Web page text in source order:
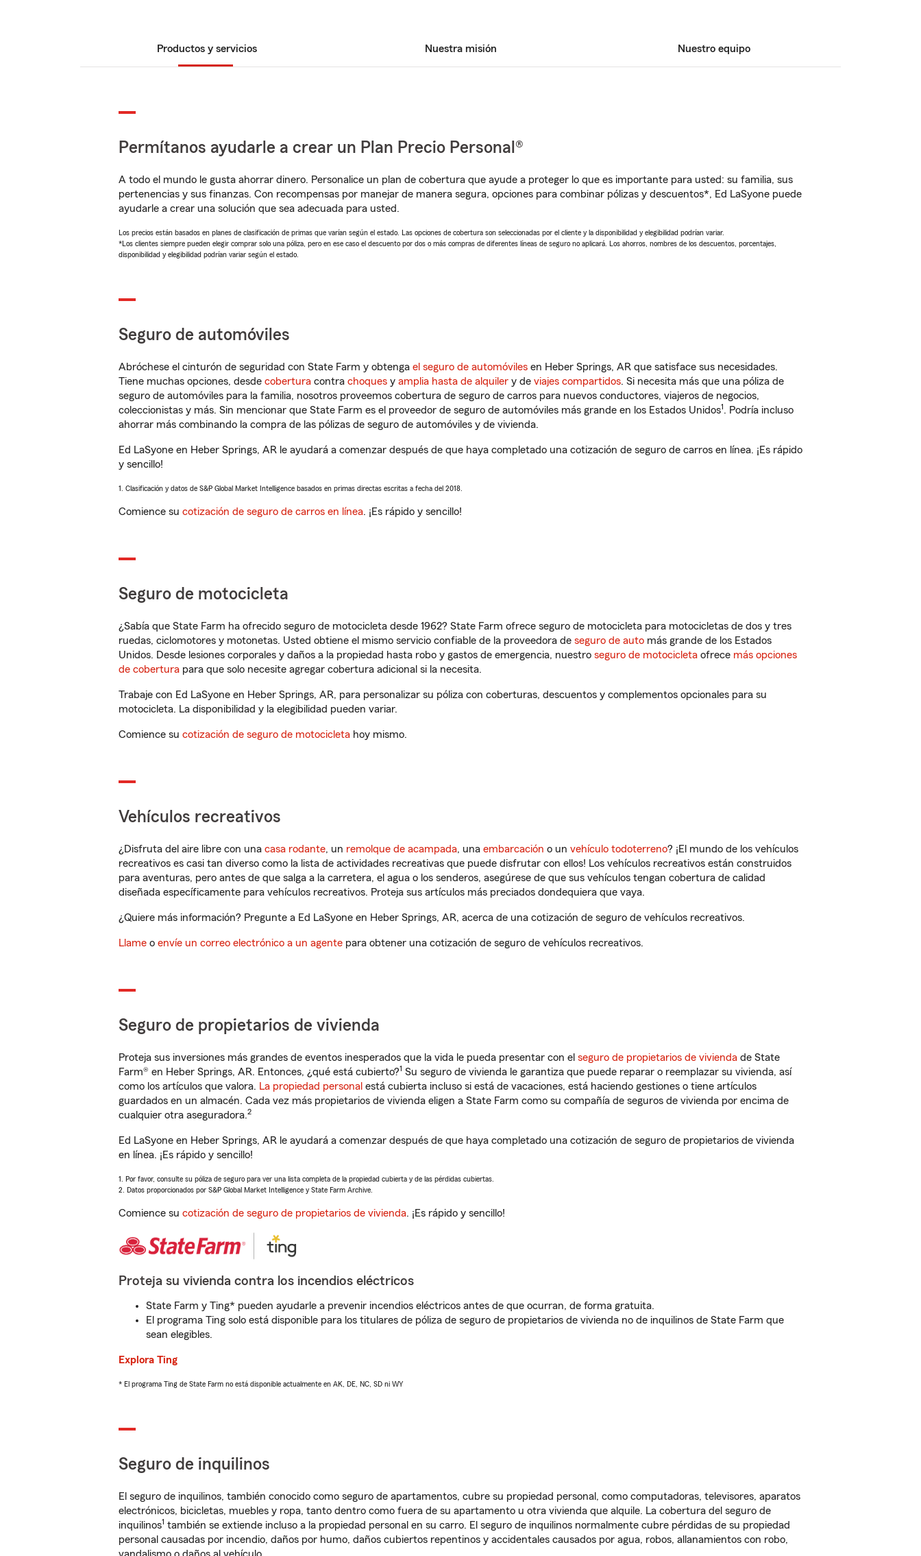
Productos y servicios Nuestra misión Nuestro equipo
Permítanos ayudarle a crear un Plan Precio Personal®
A todo el mundo le gusta ahorrar dinero. Personalice un plan de cobertura que ayude a proteger lo que es importante para usted: su familia, sus
pertenencias y sus finanzas. Con recompensas por manejar de manera segura, opciones para combinar pólizas y descuentos*, Ed LaSyone puede
ayudarle a crear una solución que sea adecuada para usted.
Los precios están basados en planes de clasificación de primas que varían según el estado. Las opciones de cobertura son seleccionadas por el cliente y la disponibilidad y elegibilidad podrían variar.
*Los clientes siempre pueden elegir comprar solo una póliza, pero en ese caso el descuento por dos o más compras de diferentes líneas de seguro no aplicará. Los ahorros, nombres de los descuentos, porcentajes,
disponibilidad y elegibilidad podrían variar según el estado.
Seguro de automóviles
Abróchese el cinturón de seguridad con State Farm y obtenga el seguro de automóviles en Heber Springs, AR que satisface sus necesidades.
Tiene muchas opciones, desde cobertura contra choques y amplia hasta de alquiler y de viajes compartidos. Si necesita más que una póliza de
seguro de automóviles para la familia, nosotros proveemos cobertura de seguro de carros para nuevos conductores, viajeros de negocios,
coleccionistas y más. Sin mencionar que State Farm es el proveedor de seguro de automóviles más grande en los Estados Unidos1. Podría incluso
ahorrar más combinando la compra de las pólizas de seguro de automóviles y de vivienda.
Ed LaSyone en Heber Springs, AR le ayudará a comenzar después de que haya completado una cotización de seguro de carros en línea. ¡Es rápido
y sencillo!
1. Clasificación y datos de S&P Global Market Intelligence basados en primas directas escritas a fecha del 2018.
Comience su cotización de seguro de carros en línea. ¡Es rápido y sencillo!
Seguro de motocicleta
¿Sabía que State Farm ha ofrecido seguro de motocicleta desde 1962? State Farm ofrece seguro de motocicleta para motocicletas de dos y tres
ruedas, ciclomotores y motonetas. Usted obtiene el mismo servicio confiable de la proveedora de seguro de auto más grande de los Estados
Unidos. Desde lesiones corporales y daños a la propiedad hasta robo y gastos de emergencia, nuestro seguro de motocicleta ofrece más opciones
de cobertura para que solo necesite agregar cobertura adicional si la necesita.
Trabaje con Ed LaSyone en Heber Springs, AR, para personalizar su póliza con coberturas, descuentos y complementos opcionales para su
motocicleta. La disponibilidad y la elegibilidad pueden variar.
Comience su cotización de seguro de motocicleta hoy mismo.
Vehículos recreativos
¿Disfruta del aire libre con una casa rodante, un remolque de acampada, una embarcación o un vehículo todoterreno? ¡El mundo de los vehículos
recreativos es casi tan diverso como la lista de actividades recreativas que puede disfrutar con ellos! Los vehículos recreativos están construidos
para aventuras, pero antes de que salga a la carretera, el agua o los senderos, asegúrese de que sus vehículos tengan cobertura de calidad
diseñada específicamente para vehículos recreativos. Proteja sus artículos más preciados dondequiera que vaya.
¿Quiere más información? Pregunte a Ed LaSyone en Heber Springs, AR, acerca de una cotización de seguro de vehículos recreativos.
Llame o envíe un correo electrónico a un agente para obtener una cotización de seguro de vehículos recreativos.
Seguro de propietarios de vivienda
Proteja sus inversiones más grandes de eventos inesperados que la vida le pueda presentar con el seguro de propietarios de vivienda de State
Farm® en Heber Springs, AR. Entonces, ¿qué está cubierto?1 Su seguro de vivienda le garantiza que puede reparar o reemplazar su vivienda, así
como los artículos que valora. La propiedad personal está cubierta incluso si está de vacaciones, está haciendo gestiones o tiene artículos
guardados en un almacén. Cada vez más propietarios de vivienda eligen a State Farm como su compañía de seguros de vivienda por encima de
cualquier otra aseguradora.2
Ed LaSyone en Heber Springs, AR le ayudará a comenzar después de que haya completado una cotización de seguro de propietarios de vivienda
en línea. ¡Es rápido y sencillo!
1. Por favor, consulte su póliza de seguro para ver una lista completa de la propiedad cubierta y de las pérdidas cubiertas.
2. Datos proporcionados por S&P Global Market Intelligence y State Farm Archive.
Comience su cotización de seguro de propietarios de vivienda. ¡Es rápido y sencillo!
Proteja su vivienda contra los incendios eléctricos
State Farm y Ting* pueden ayudarle a prevenir incendios eléctricos antes de que ocurran, de forma gratuita.
El programa Ting solo está disponible para los titulares de póliza de seguro de propietarios de vivienda no de inquilinos de State Farm que
sean elegibles.
Explora Ting
* El programa Ting de State Farm no está disponible actualmente en AK, DE, NC, SD ni WY
Seguro de inquilinos
El seguro de inquilinos, también conocido como seguro de apartamentos, cubre su propiedad personal, como computadoras, televisores, aparatos
electrónicos, bicicletas, muebles y ropa, tanto dentro como fuera de su apartamento u otra vivienda que alquile. La cobertura del seguro de
inquilinos1 también se extiende incluso a la propiedad personal en su carro. El seguro de inquilinos normalmente cubre pérdidas de su propiedad
personal causadas por incendio, daños por humo, daños cubiertos repentinos y accidentales causados por agua, robos, allanamientos con robo,